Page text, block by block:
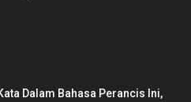
Dalam Bahasa Perancis Ini,